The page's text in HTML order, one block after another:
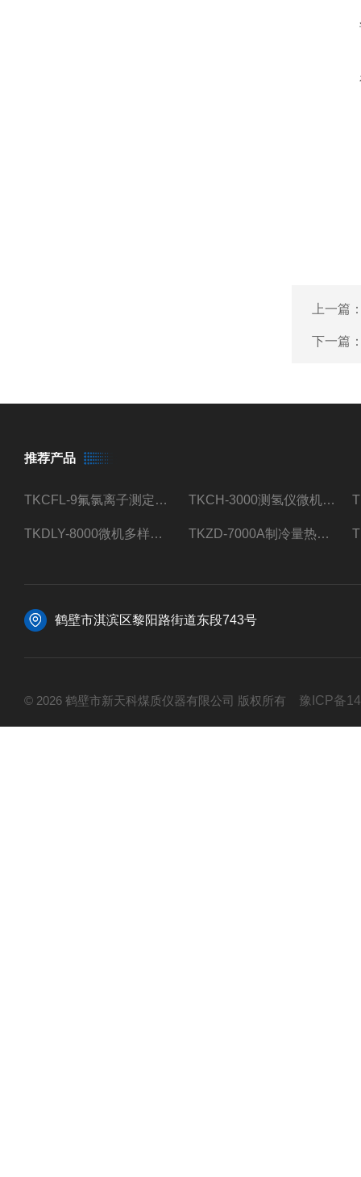
上一篇
下一篇
推荐产品
TKCFL-9氟氯离子测定仪自动煤质检测 TKCH-3000测氢仪微机氢元素测定煤质检测
TKDLY-8000微机多样测硫仪自动定硫仪化验室硫含量测定 TKZD-7000A制冷量热仪自动升降热值仪煤质检测
鹤壁市淇滨区黎阳路街道东段743号
© 2026 鹤壁市新天科煤质仪器有限公司 版权所有 豫ICP备